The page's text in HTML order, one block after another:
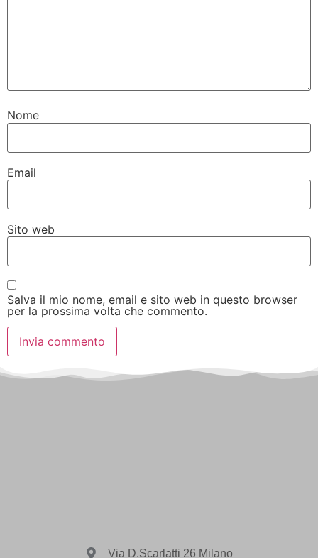
Nome
Email
Sito web
Salva il mio nome, email e sito web in questo browser
per la prossima volta che commento.
Via D.Scarlatti 26 Milano